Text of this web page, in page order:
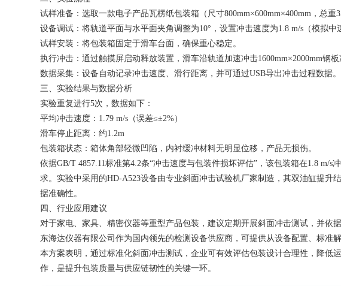
试样准备：选取一款电子产品瓦楞纸包装箱（尺寸800mm×600mm×400mm，总重
设备调试：将轨道平面与水平面夹角调整为10°，设置冲击速度为1.8 m/s（模拟中
试样安装：将包装箱固定于滑车台面，确保重心稳定。
执行冲击：通过触摸屏启动释放装置，滑车沿轨道加速冲击1600mm×2000mm钢板
数据采集：设备自动记录冲击速度、滑行距离，并可通过USB导出冲击过程数据。
三、实验结果与数据分析
实验重复进行5次，数据如下：
平均冲击速度： 1.79 m/s（误差≤±2%）
滑车停止距离：约1.2m
包装箱状态：箱体角部轻微凹陷，内衬缓冲材料无明显位移，产品无损伤。
依据GB/T 4857.11标准第4.2条“冲击速度与包装件损坏评估”，该包装箱在1.8 m/
求。实验中采用的HD-A523设备由专业斜面冲击试验机厂家制造，其双油缸提升
据准确性。
四、行业应用建议
对于家电、家具、精密仪器等重型产品包装，建议定期开展斜面冲击测试，并依
东海达仪器有限公司作为国内领先的检测设备供应商，可提供从设备配置、标准
本方案表明，通过标准化斜面冲击测试，企业可有效评估包装设计合理性，降低
作，是提升包装质量与供应链韧性的关键一环。